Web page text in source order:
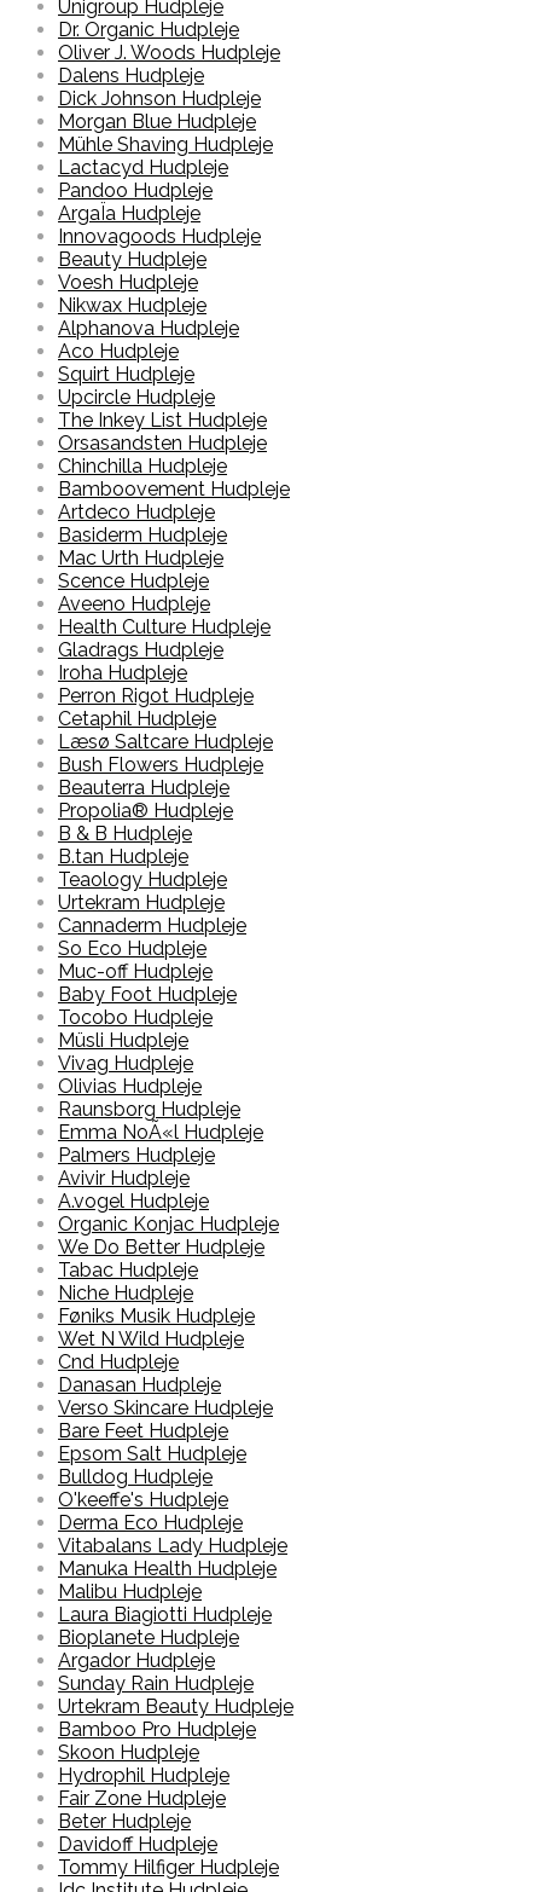
Unigroup Hudpleje
Dr. Organic Hudpleje
Oliver J. Woods Hudpleje
Dalens Hudpleje
Dick Johnson Hudpleje
Morgan Blue Hudpleje
Mühle Shaving Hudpleje
Lactacyd Hudpleje
Pandoo Hudpleje
ArgaÏa Hudpleje
Innovagoods Hudpleje
Beauty Hudpleje
Voesh Hudpleje
Nikwax Hudpleje
Alphanova Hudpleje
Aco Hudpleje
Squirt Hudpleje
Upcircle Hudpleje
The Inkey List Hudpleje
Orsasandsten Hudpleje
Chinchilla Hudpleje
Bamboovement Hudpleje
Artdeco Hudpleje
Basiderm Hudpleje
Mac Urth Hudpleje
Scence Hudpleje
Aveeno Hudpleje
Health Culture Hudpleje
Gladrags Hudpleje
Iroha Hudpleje
Perron Rigot Hudpleje
Cetaphil Hudpleje
Læsø Saltcare Hudpleje
Bush Flowers Hudpleje
Beauterra Hudpleje
Propolia® Hudpleje
B & B Hudpleje
B.tan Hudpleje
Teaology Hudpleje
Urtekram Hudpleje
Cannaderm Hudpleje
So Eco Hudpleje
Muc-off Hudpleje
Baby Foot Hudpleje
Tocobo Hudpleje
Müsli Hudpleje
Vivag Hudpleje
Olivias Hudpleje
Raunsborg Hudpleje
Emma NoÃ«l Hudpleje
Palmers Hudpleje
Avivir Hudpleje
A.vogel Hudpleje
Organic Konjac Hudpleje
We Do Better Hudpleje
Tabac Hudpleje
Niche Hudpleje
Føniks Musik Hudpleje
Wet N Wild Hudpleje
Cnd Hudpleje
Danasan Hudpleje
Verso Skincare Hudpleje
Bare Feet Hudpleje
Epsom Salt Hudpleje
Bulldog Hudpleje
O'keeffe's Hudpleje
Derma Eco Hudpleje
Vitabalans Lady Hudpleje
Manuka Health Hudpleje
Malibu Hudpleje
Laura Biagiotti Hudpleje
Bioplanete Hudpleje
Argador Hudpleje
Sunday Rain Hudpleje
Urtekram Beauty Hudpleje
Bamboo Pro Hudpleje
Skoon Hudpleje
Hydrophil Hudpleje
Fair Zone Hudpleje
Beter Hudpleje
Davidoff Hudpleje
Tommy Hilfiger Hudpleje